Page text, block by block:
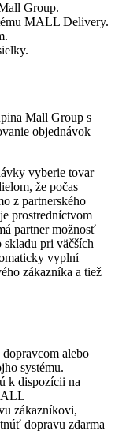
Group.
MALL Delivery.
Mall Group s
objednávok
vyberie tovar
že počas
z partnerského
prostredníctvom
partner možnosť
pri väčších
vyplní
zákazníka a tiež
alebo
systému.
k dispozícii na
zákazníkovi,
dopravu zdarma